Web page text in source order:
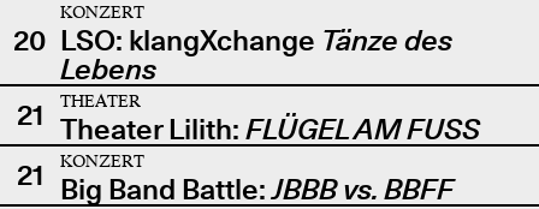
20
KONZERT
LSO: klangXchange Tänze des
Lebens
21
THEATER
Theater Lilith: FLÜGEL AM FUSS
21
KONZERT
Big Band Battle:JBBB vs. BBFF